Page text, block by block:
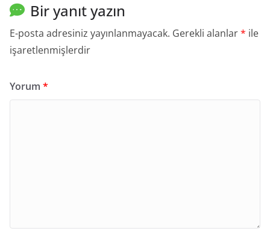
Bir yanıt yazın
E-posta adresiniz yayınlanmayacak. Gerekli alanlar* ile
işaretlenmişlerdir
Yorum *